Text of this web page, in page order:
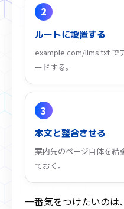
2
ルートに設置する
example.com/llms.txt で
ードする。
3
本文と整合させる
案内先のページ自体を結
ておく。
一番気をつけたいの